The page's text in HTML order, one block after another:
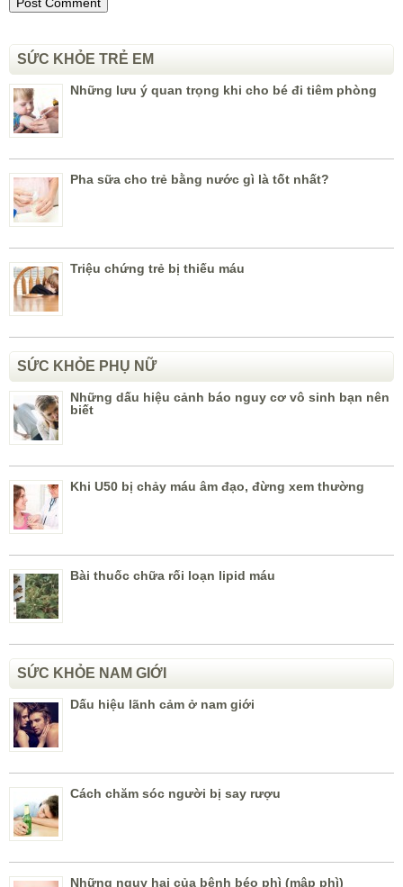
SỨC KHỎE TRẺ EM
Những lưu ý quan trọng khi cho bé đi tiêm phòng
Pha sữa cho trẻ bằng nước gì là tốt nhất?
Triệu chứng trẻ bị thiếu máu
SỨC KHỎE PHỤ NỮ
Những dấu hiệu cảnh báo nguy cơ vô sinh bạn nên
biết
Khi U50 bị chảy máu âm đạo, đừng xem thường
Bài thuốc chữa rối loạn lipid máu
SỨC KHỎE NAM GIỚI
Dấu hiệu lãnh cảm ở nam giới
Cách chăm sóc người bị say rượu
Những nguy hại của bệnh béo phì (mập phì)